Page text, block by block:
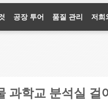
공장 투어 품질 관리 저희
과학교 분석실